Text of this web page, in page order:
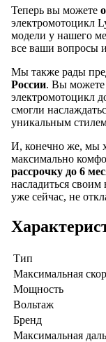
Теперь вы можете
электромотоцикл
модели у нашего
все ваши вопросы
Мы также рады
России. Вы можете
электромотоцикл
смогли
уникальным
И, конечно же, мы
максимально
рассрочку до 6
насладиться
уже сейчас, не
Тип
Максимальная
Мощность
Вольтаж
Бренд
Максимальная